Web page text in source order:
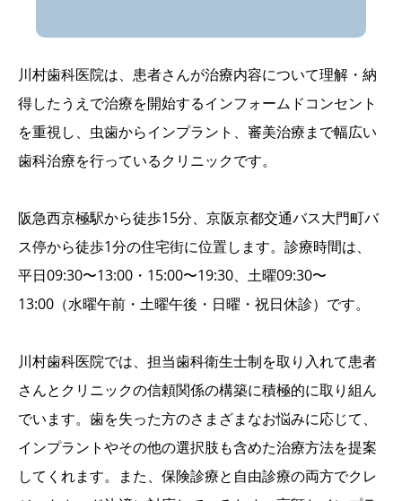
川村歯科医院は、患者さんが治療内容について理解・納
得したうえで治療を開始するインフォームドコンセント
を重視し、虫歯からインプラント、審美治療まで幅広い
歯科治療を行っているクリニックです。
阪急西京極駅から徒歩15分、京阪京都交通バス大門町バ
ス停から徒歩1分の住宅街に位置します。診療時間は、
平日09:30〜13:00・15:00〜19:30、土曜09:30〜
13:00（水曜午前・土曜午後・日曜・祝日休診）です。
川村歯科医院では、担当歯科衛生士制を取り入れて患者
さんとクリニックの信頼関係の構築に積極的に取り組ん
でいます。歯を失った方のさまざまなお悩みに応じて、
インプラントやその他の選択肢も含めた治療方法を提案
してくれます。また、保険診療と自由診療の両方でクレ